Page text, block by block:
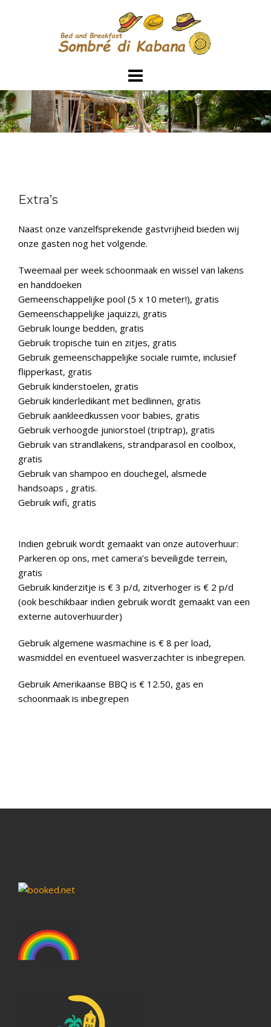
Extra’s
Naast onze vanzelfsprekende gastvrijheid bieden wij
onze gasten nog het volgende.
Tweemaal per week schoonmaak en wissel van lakens
en handdoeken
Gemeenschappelijke pool (5 x 10 meter!), gratis
Gemeenschappelijke jaquizzi, gratis
Gebruik lounge bedden, gratis
Gebruik tropische tuin en zitjes, gratis
Gebruik gemeenschappelijke sociale ruimte, inclusief
flipperkast, gratis
Gebruik kinderstoelen, gratis
Gebruik kinderledikant met bedlinnen, gratis
Gebruik aankleedkussen voor babies, gratis
Gebruik verhoogde juniorstoel (triptrap), gratis
Gebruik van strandlakens, strandparasol en coolbox,
gratis
Gebruik van shampoo en douchegel, alsmede
handsoaps , gratis.
Gebruik wifi, gratis
Indien gebruik wordt gemaakt van onze autoverhuur:
Parkeren op ons, met camera’s beveiligde terrein,
gratis
Gebruik kinderzitje is € 3 p/d, zitverhoger is € 2 p/d
(ook beschikbaar indien gebruik wordt gemaakt van een
externe autoverhuurder)
Gebruik algemene wasmachine is € 8 per load,
wasmiddel en eventueel wasverzachter is inbegrepen.
Gebruik Amerikaanse BBQ is € 12.50, gas en
schoonmaak is inbegrepen